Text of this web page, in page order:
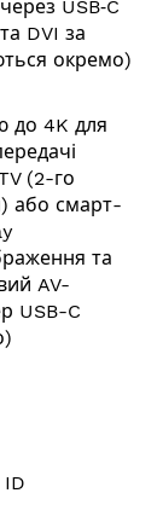
USB‑C
DVI за
окремо)
до 4K для
(2-го
або смарт-
та
AV-
USB-C